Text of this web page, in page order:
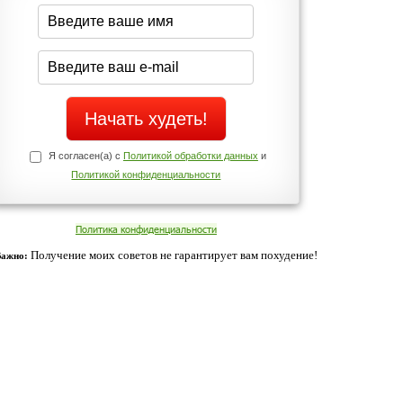
середине дня?
Да
Нет
Телефоны службы поддержки
+7 (909) 421-77-27
cookies. Оставаясь с нами, вы соглашаетесь с нашей
Согласен